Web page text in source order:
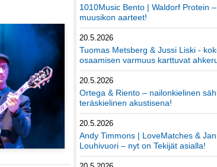
1010Music Bento | Waldorf Protein
muusikon aarteet!
20.5.2026
Tuomas Metsberg & Jussi Liski -
osaamisen varmuus karttuvat
20.5.2026
Ortega & Riento – nailonkielinen
teräskielinen akustisena!
20.5.2026
Andy Timmons | LoveMatches &
Louhivuori – nyt on Tekijät asialla!